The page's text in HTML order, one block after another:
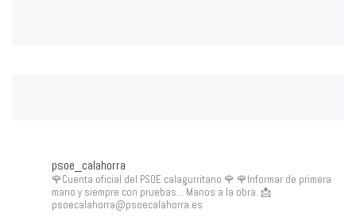
psoe_calahorra
🌹Cuenta oficial del PSOE calagurritano 🌹 🌹Informar de primera
mano y siempre con pruebas... Manos a la obra. 📩
psoecalahorra@psoecalahorra.es